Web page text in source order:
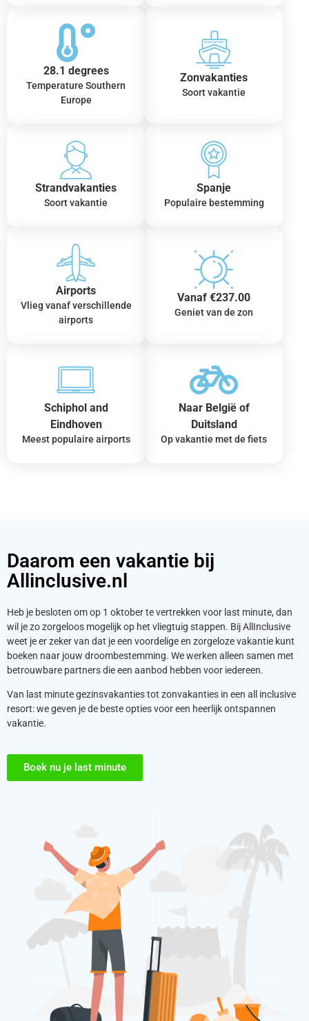
28.1 degrees
Temperature Southern
Europe
Zonvakanties
Soort vakantie
Strandvakanties
Soort vakantie
Spanje
Populaire bestemming
Airports
Vlieg vanaf verschillende
airports
Vanaf €237.00
Geniet van de zon
Schiphol and
Eindhoven
Meest populaire airports
Naar België of
Duitsland
Op vakantie met de fiets
Daarom een vakantie bij
Allinclusive.nl
Heb je besloten om op 1 oktober te vertrekken voor last minute, dan
wil je zo zorgeloos mogelijk op het vliegtuig stappen. Bij AllInclusive
weet je er zeker van dat je een voordelige en zorgeloze vakantie kunt
boeken naar jouw droombestemming. We werken alleen samen met
betrouwbare partners die een aanbod hebben voor iedereen.
Van last minute gezinsvakanties tot zonvakanties in een all inclusive
resort: we geven je de beste opties voor een heerlijk ontspannen
vakantie.
Boek nu je last minute